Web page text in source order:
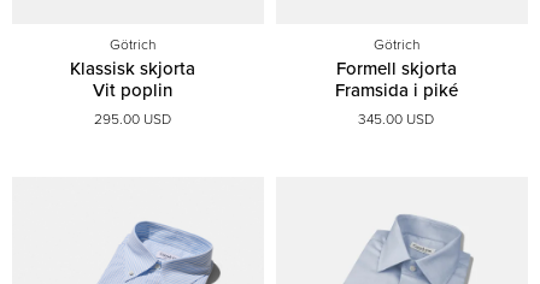
Götrich
Klassisk skjorta
Vit poplin
295.00 USD
Götrich
Formell skjorta
Framsida i piké
345.00 USD